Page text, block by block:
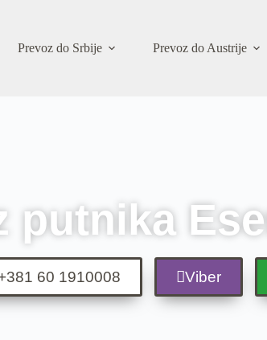
Prevoz do Srbije Prevoz do Austrije
putnika
60 1910008 Viber